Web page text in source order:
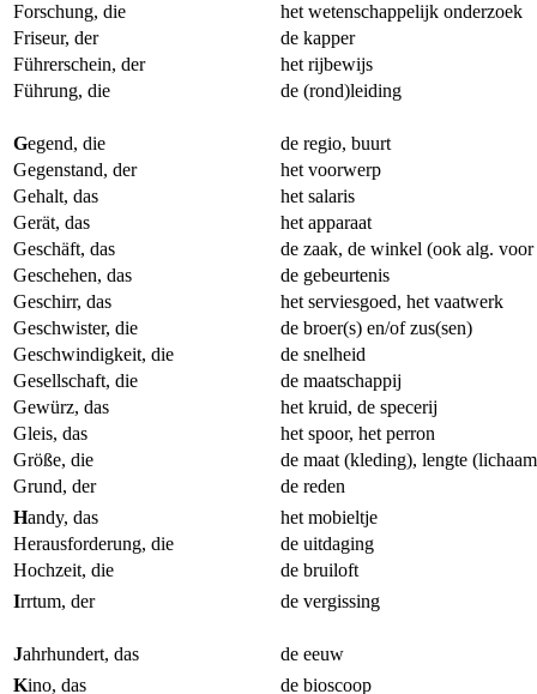
Forschung, die
het wetenschappelijk onderzoek
Friseur, der
de kapper
Führerschein, der
het rijbewijs
Führung, die
de (rond)leiding
Gegend, die
de regio, buurt
Gegenstand, der
het voorwerp
Gehalt, das
het salaris
Gerät, das
het apparaat
Geschäft, das
de zaak, de winkel (ook alg.
Geschehen, das
de gebeurtenis
Geschirr, das
het serviesgoed, het vaatwerk
Geschwister, die
de broer(s) en/of zus(sen)
Geschwindigkeit, die
de snelheid
Gesellschaft, die
de maatschappij
Gewürz, das
het kruid, de specerij
Gleis, das
het spoor, het perron
Größe, die
de maat (kleding), lengte
Grund, der
de reden
Handy, das
het mobieltje
Herausforderung, die
de uitdaging
Hochzeit, die
de bruiloft
Irrtum, der de vergissing
Jahrhundert, das
de eeuw
Kino, das
de bioscoop